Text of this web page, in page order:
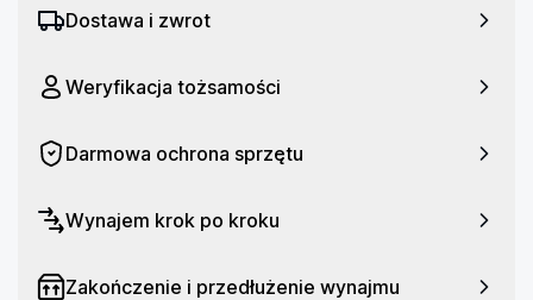
Dostawa i zwrot
Weryfikacja tożsamości
Darmowa ochrona sprzętu
Wynajem krok po kroku
Zakończenie i przedłużenie wynajmu